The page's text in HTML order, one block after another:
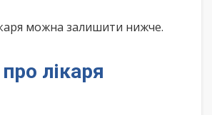
можна залишити нижче.
лікаря